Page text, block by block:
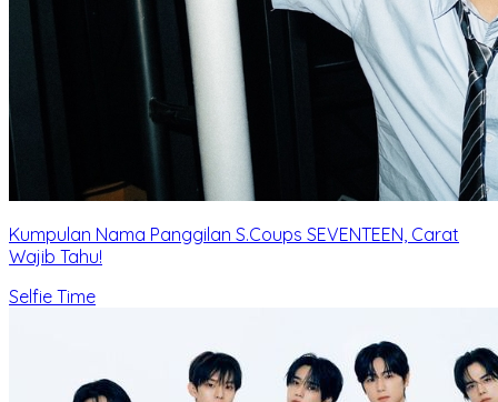
Kumpulan Nama Panggilan S.Coups SEVENTEEN, Carat
Wajib Tahu!
Selfie Time